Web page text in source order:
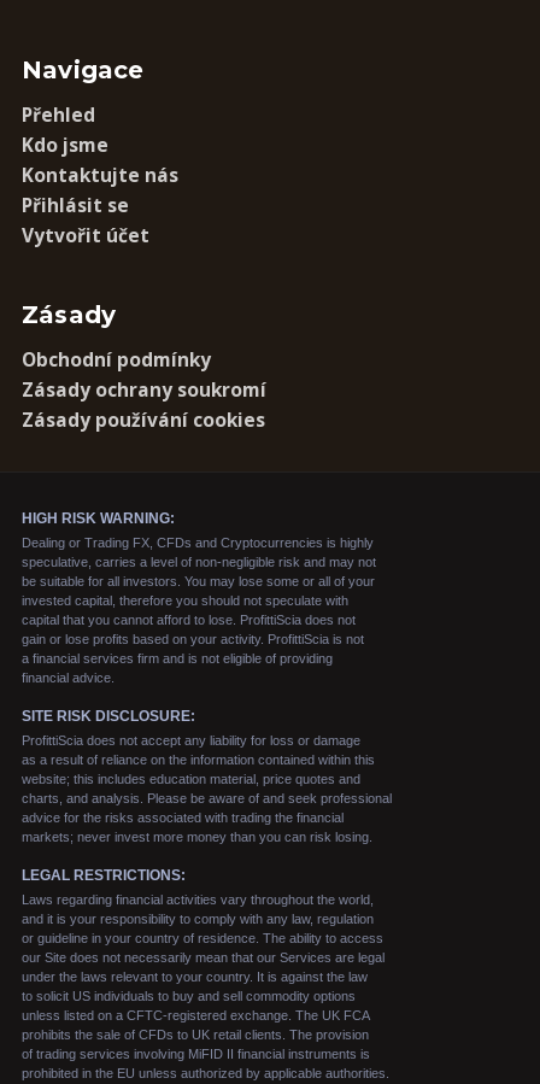
Navigace
Přehled
Kdo jsme
Kontaktujte nás
Přihlásit se
Vytvořit účet
Zásady
Obchodní podmínky
Zásady ochrany soukromí
Zásady používání cookies